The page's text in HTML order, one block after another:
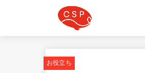
お役立ち